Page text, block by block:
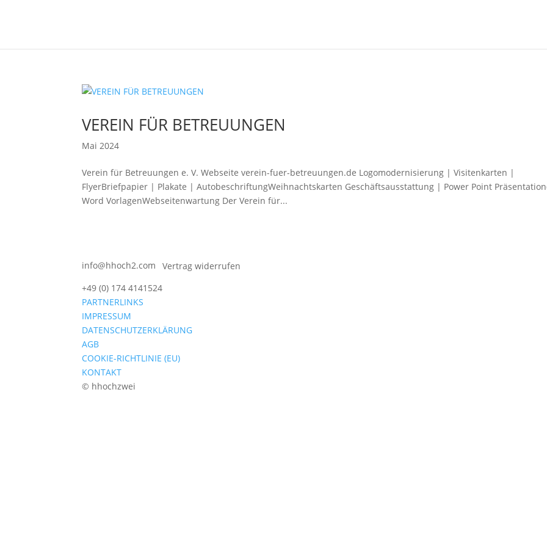
VEREIN FÜR BETREUUNGEN
Mai 2024
Verein für Betreuungen e. V. Webseite verein-fuer-betreuungen.de Logomodernisierung | Visitenkarten |
FlyerBriefpapier | Plakate | AutobeschriftungWeihnachtskarten Geschäftsausstattung | Power Point
Word VorlagenWebseitenwartung Der Verein für...
info@hhoch2.com
+49 (0) 174 4141524
Vertrag widerrufen
PARTNERLINKS
IMPRESSUM
DATENSCHUTZERKLÄRUNG
AGB
COOKIE-RICHTLINIE (EU)
KONTAKT
© hhochzwei